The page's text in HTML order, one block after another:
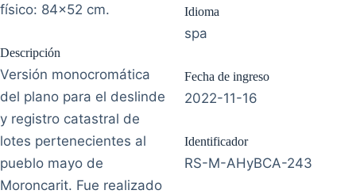
físico: 84x52 cm.
Descripción
Versión monocromática
del plano para el deslinde
y registro catastral de
lotes pertenecientes al
pueblo mayo de
Moroncarit. Fue realizado
Idioma
spa
Fecha de ingreso
2022-11-16
Identificador
RS-M-AHyBCA-243